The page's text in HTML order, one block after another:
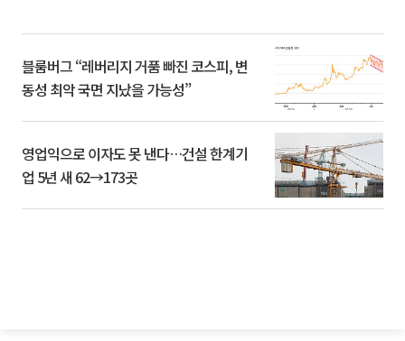
블룸버그 “레버리지 거품 빠진 코스피, 변
동성 최악 국면 지났을 가능성”
영업익으로 이자도 못 낸다…건설 한계기
업 5년 새 62→173곳